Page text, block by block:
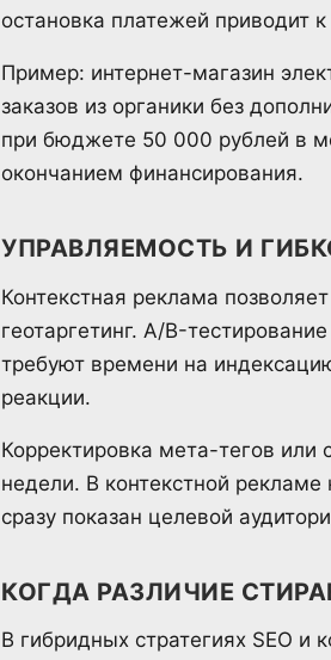
остановка платежей приводит
Пример: интернет-магазин
заказов из органики без
при бюджете 50 000 рублей в
окончанием финансирования.
УПРАВЛЯЕМОСТЬ И
Контекстная реклама
геотаргетинг. A/B-
требуют времени на
реакции.
Корректировка мета-тегов или
недели. В контекстной
сразу показан целевой
КОГДА РАЗЛИЧИЕ
В гибридных стратегиях SEO и